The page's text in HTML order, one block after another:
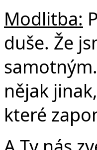
Modlitba:
duše. Že
nějak
které